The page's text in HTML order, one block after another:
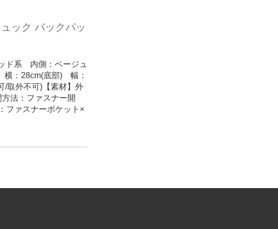
ック バックパッ
ド系 内側：ベージュ
横：28cm(底部) 幅：
/取外不可) 【素材】外
方法：ファスナー開
ファスナーポケット×